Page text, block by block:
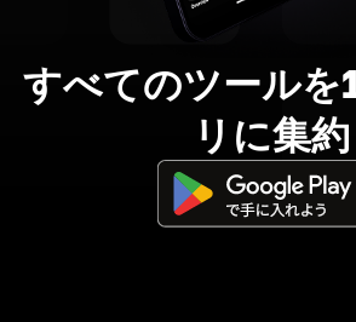
すべてのツールを
リに集約